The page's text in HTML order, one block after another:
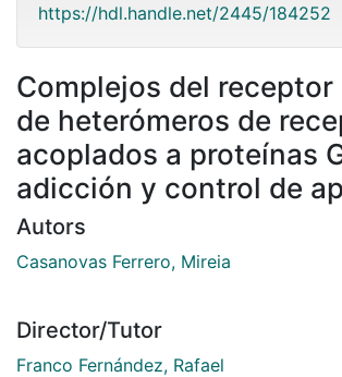
https://hdl.handle.net/2445/184252
Complejos del receptor
de heterómeros de
acoplados a proteínas
adicción y control de
Autors
Casanovas Ferrero, Mireia
Director/Tutor
Franco Fernández, Rafael